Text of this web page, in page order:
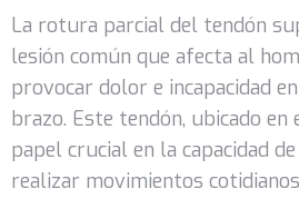
La rotura parcial del tendón
lesión común que afecta al
provocar dolor e incapacidad
brazo. Este tendón, ubicado
papel crucial en la capacidad
realizar movimientos